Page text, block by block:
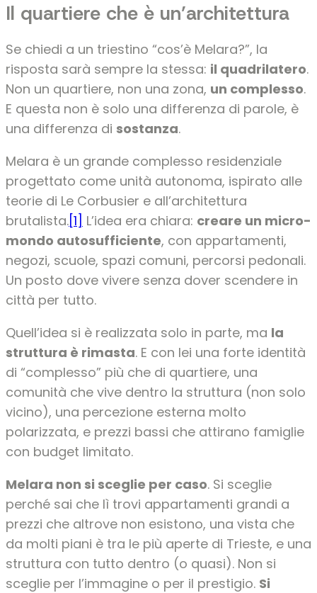
Il quartiere che è un’architettura
Se chiedi a un triestino “cos’è Melara?”, la
risposta sarà sempre la stessa: il quadrilatero.
Non un quartiere, non una zona, un complesso.
E questa non è solo una differenza di parole, è
una differenza di sostanza.
Melara è un grande complesso residenziale
progettato come unità autonoma, ispirato alle
teorie di Le Corbusier e all’architettura
brutalista.[1] L’idea era chiara: creare un micro-
mondo autosufficiente, con appartamenti,
negozi, scuole, spazi comuni, percorsi pedonali.
Un posto dove vivere senza dover scendere in
città per tutto.
Quell’idea si è realizzata solo in parte, ma la
struttura è rimasta. E con lei una forte identità
di “complesso” più che di quartiere, una
comunità che vive dentro la struttura (non solo
vicino), una percezione esterna molto
polarizzata, e prezzi bassi che attirano famiglie
con budget limitato.
Melara non si sceglie per caso. Si sceglie
perché sai che lì trovi appartamenti grandi a
prezzi che altrove non esistono, una vista che
da molti piani è tra le più aperte di Trieste, e una
struttura con tutto dentro (o quasi). Non si
sceglie per l’immagine o per il prestigio. Si